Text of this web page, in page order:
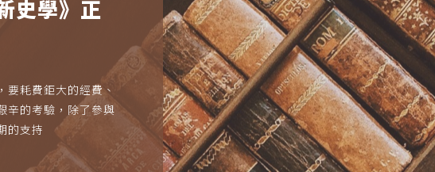
史學》正
要耗費鉅大的經費、
辛的考驗，除了參與
的支持